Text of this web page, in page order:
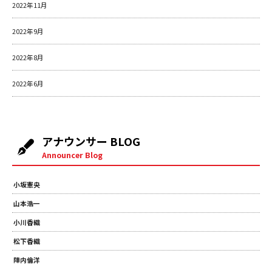
2022年11月
2022年9月
2022年8月
2022年6月
アナウンサー BLOG
Announcer Blog
小坂憲央
山本浩一
小川香織
松下香織
陣内倫洋